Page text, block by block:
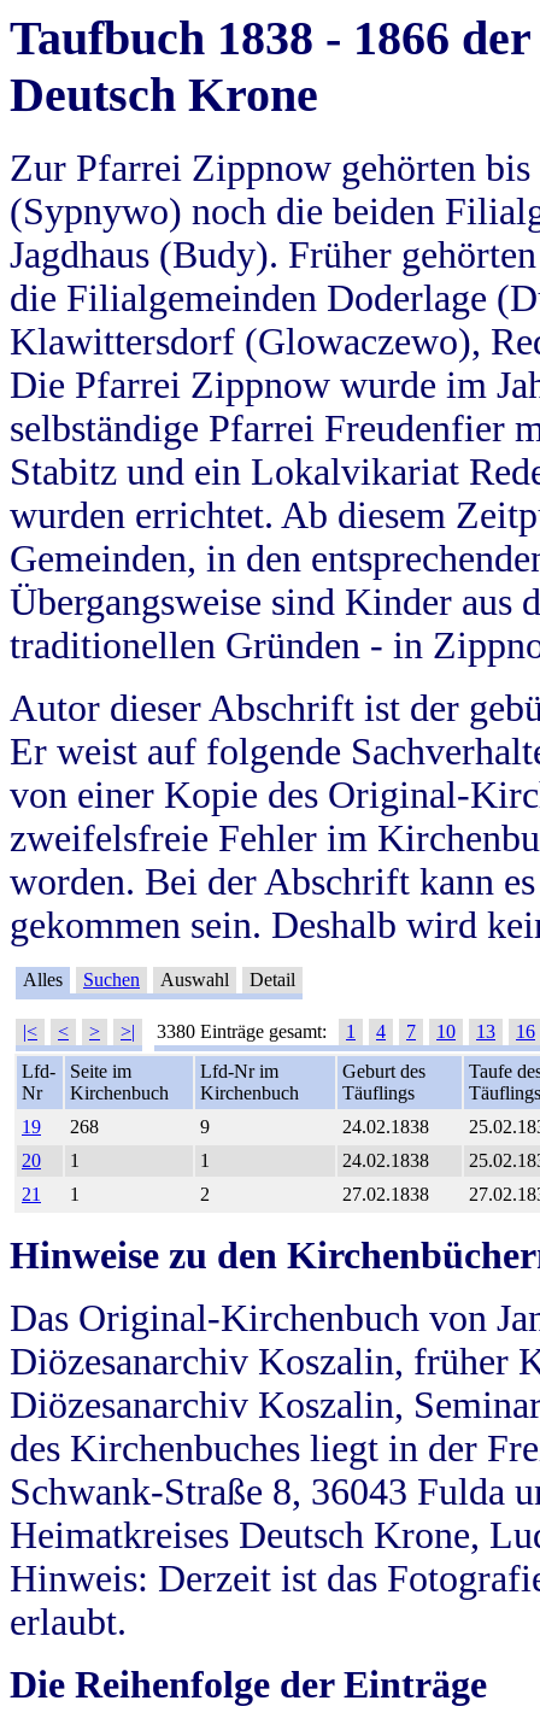
Taufbuch 1838 - 1866
Deutsch Krone
Zur Pfarrei Zippnow gehörten
(Sypnywo) noch die beiden
Jagdhaus (Budy). Früher
die Filialgemeinden Doderlage
Klawittersdorf (Glowaczewo),
Die Pfarrei Zippnow wurde im
selbständige Pfarrei Freudenfier
Stabitz und ein Lokalvikariat
wurden errichtet. Ab diesem
Gemeinden, in den
Übergangsweise sind Kinder aus
traditionellen Gründen - in
Autor dieser Abschrift ist der
Er weist auf folgende
von einer Kopie des Original-
zweifelsfreie Fehler im
worden. Bei der Abschrift kann
gekommen sein. Deshalb wird
Alles Suchen Auswahl Detail
|< < > >| 3380 Einträge gesamt: 1 4 7 10 13
16
Lfd-
Nr
Seite im
Kirchenbuch
Lfd-Nr im
Kirchenbuch
Geburt des
Täuflings
Taufe
Täuflings
19
268 9 24.02.1838
20
1 1 24.02.1838
21
1 2 27.02.1838
Hinweise zu den
Das Original-Kirchenbuch von
Diözesanarchiv Koszalin, früher
Diözesanarchiv Koszalin,
des Kirchenbuches liegt in der
Schwank-Straße 8, 36043 Fulda
Heimatkreises Deutsch Krone,
Hinweis: Derzeit ist das
erlaubt.
Die Reihenfolge der Einträge